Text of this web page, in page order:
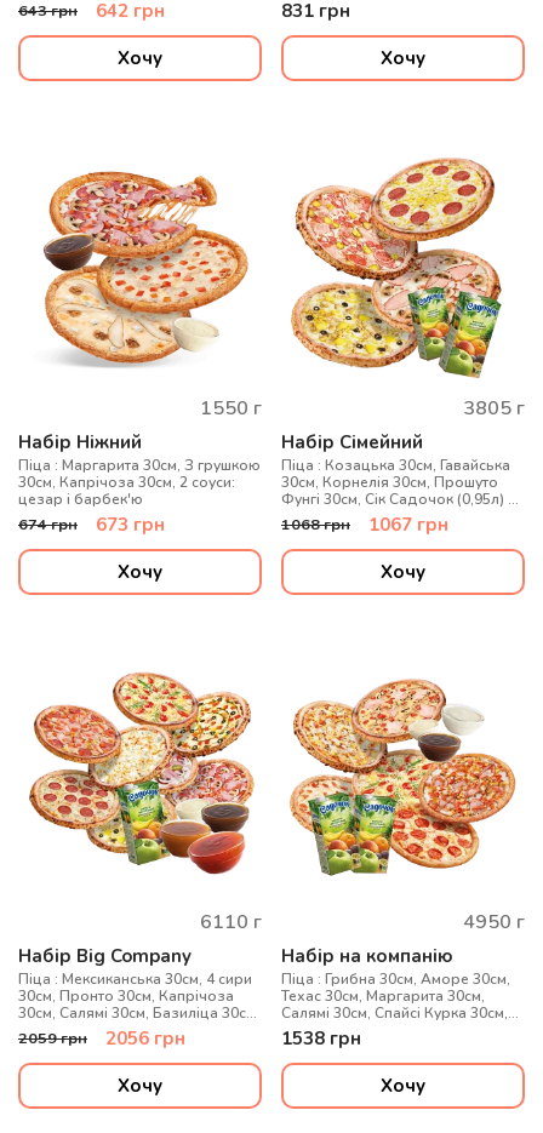
643грн 642 грн
Хочу
831 грн
Хочу
1550 г
Набір Ніжний
Піца : Маргарита 30см, З грушкою
30см, Капрічоза 30см, 2 соуси:
цезар і барбек'ю
674грн 673 грн
Хочу
3805 г
Набір Сімейний
Піца : Козацька 30см, Гавайська
30см, Корнелія 30см, Прошуто
Фунгі 30см, Сік Садочок (0,95л) 2
шт.
1068грн 1067 грн
Хочу
6110 г
Набір Big Company
Піца : Мексиканська 30см, 4 сири
30см, Пронто 30см, Капрічоза
30см, Салямі 30см, Базиліца 30см,
Гавайська 30см, Аморе 30см, соус
Цезар 2 шт, соус Барбекю 2 шт,
соус Манго Чилі 1 шт, Карі 1 шт,
Сік Садочок (0,95л) х 2шт
2059грн 2056 грн
Хочу
4950 г
Набір на компанію
Піца : Грибна 30см, Аморе 30см,
Техас 30см, Маргарита 30см,
Салямі 30см, Спайсі Курка 30см,
Сік Садочок (0,95л) х 2шт, Соус
цезар 1 шт, Соус барбекю 1 шт,
Соус часниковий 2 шт
1538 грн
Хочу